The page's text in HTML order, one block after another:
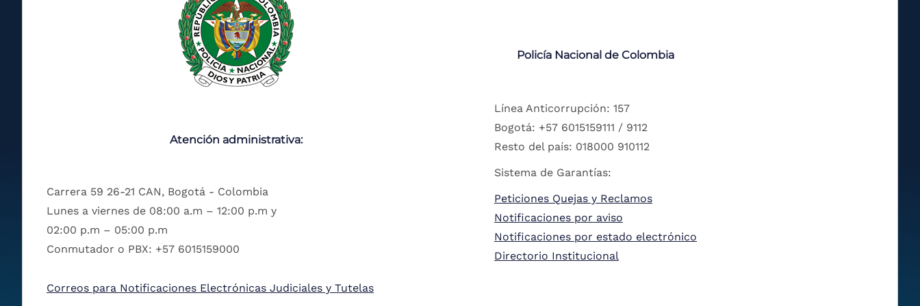
Atención administrativa:
Carrera 59 26-21 CAN, Bogotá - Colombia
Lunes a viernes de 08:00 a.m – 12:00 p.m y
02:00 p.m – 05:00 p.m
Conmutador o PBX: +57 6015159000
Correos para Notificaciones Electrónicas Judiciales y Tutelas
Policía Nacional de Colombia
Línea Anticorrupción: 157
Bogotá: +57 6015159111 / 9112
Resto del país: 018000 910112
Sistema de Garantías:
Peticiones Quejas y Reclamos
Notificaciones por aviso
Notificaciones por estado electrónico
Directorio Institucional